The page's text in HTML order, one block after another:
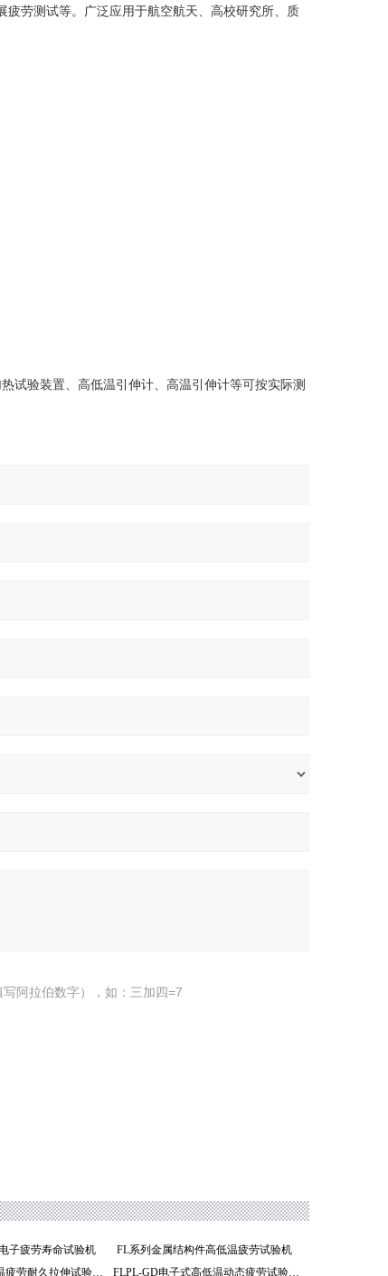
疲劳测试等。广泛应用于航空航天、高校研究所、质
试验装置、高低温引伸计、高温引伸计等可按实际测
阿拉伯数字），如：三加四=7
子疲劳寿命试验机
FL系列金属结构件高低温疲劳试验机
馥勒FL系列高低温疲劳耐久拉伸试验机 FLPL-GD电子式高低温动态疲劳试验机